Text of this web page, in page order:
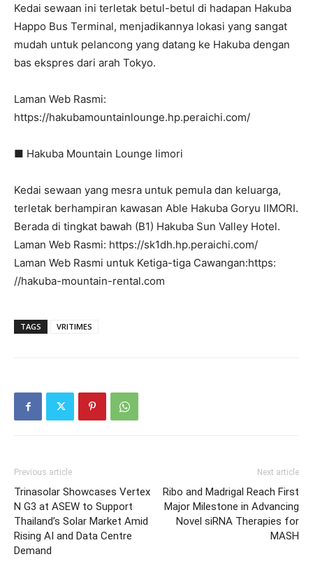
Kedai sewaan ini terletak betul-betul di hadapan Hakuba
Happo Bus Terminal, menjadikannya lokasi yang sangat
mudah untuk pelancong yang datang ke Hakuba dengan
bas ekspres dari arah Tokyo.
Laman Web Rasmi:
https://hakubamountainlounge.hp.peraichi.com/
■ Hakuba Mountain Lounge Iimori
Kedai sewaan yang mesra untuk pemula dan keluarga,
terletak berhampiran kawasan Able Hakuba Goryu IIMORI.
Berada di tingkat bawah (B1) Hakuba Sun Valley Hotel.
Laman Web Rasmi: https://sk1dh.hp.peraichi.com/
Laman Web Rasmi untuk Ketiga-tiga Cawangan:https:
//hakuba-mountain-rental.com
TAGS VRITIMES
Previous article
Trinasolar Showcases Vertex
N G3 at ASEW to Support
Thailand’s Solar Market Amid
Rising AI and Data Centre
Demand
Next article
Ribo and Madrigal Reach First
Major Milestone in Advancing
Novel siRNA Therapies for
MASH